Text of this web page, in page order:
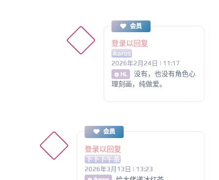
会员
登录以回复
ikaros
2026年2月24日 | 11:17
@ HL
没有，也没有角色心
理刻画，纯做爱。
会员
登录以回复
下下下午茶
2026年3月13日 | 13:23